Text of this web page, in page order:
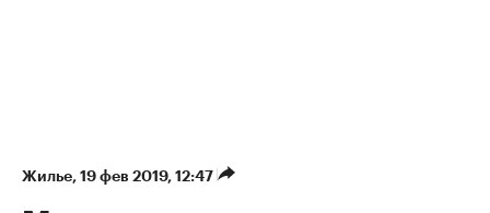
Жилье⁠, 19 фев 2019, 12:47